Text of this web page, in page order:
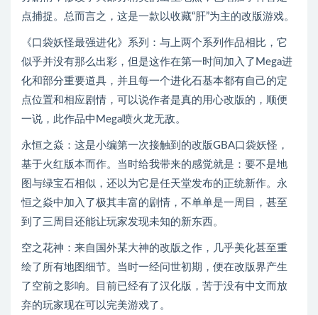
点捕捉。总而言之，这是一款以收藏“肝”为主的改版游戏。
《口袋妖怪最强进化》系列：与上两个系列作品相比，它
似乎并没有那么出彩，但是这作在第一时间加入了Mega进
化和部分重要道具，并且每一个进化石基本都有自己的定
点位置和相应剧情，可以说作者是真的用心改版的，顺便
一说，此作品中Mega喷火龙无敌。
永恒之焱：这是小编第一次接触到的改版GBA口袋妖怪，
基于火红版本而作。当时给我带来的感觉就是：要不是地
图与绿宝石相似，还以为它是任天堂发布的正统新作。永
恒之焱中加入了极其丰富的剧情，不单单是一周目，甚至
到了三周目还能让玩家发现未知的新东西。
空之花神：来自国外某大神的改版之作，几乎美化甚至重
绘了所有地图细节。当时一经问世初期，便在改版界产生
了空前之影响。目前已经有了汉化版，苦于没有中文而放
弃的玩家现在可以完美游戏了。